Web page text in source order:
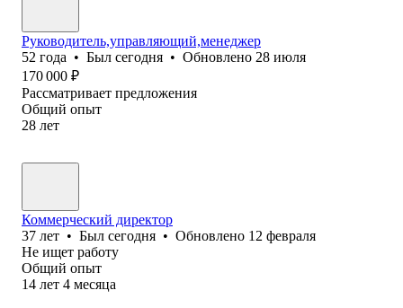
Руководитель,управляющий,менеджер
52 года • Был сегодня • Обновлено 28 июля
170 000 ₽
Рассматривает предложения
Общий опыт
28 лет
Коммерческий директор
37 лет • Был сегодня • Обновлено 12 февраля
Не ищет работу
Общий опыт
14 лет 4 месяца